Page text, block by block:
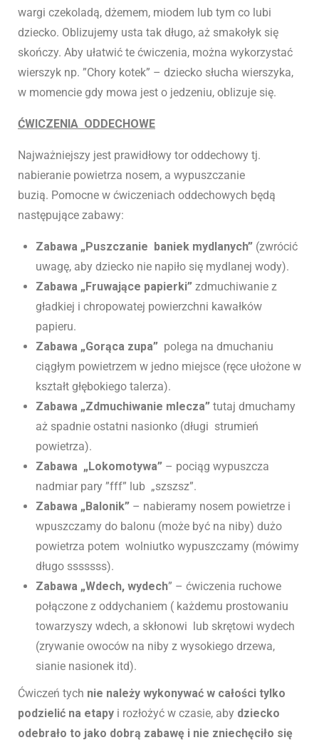
wargi czekoladą, dżemem, miodem lub tym co lubi
dziecko. Oblizujemy usta tak długo, aż smakołyk się
skończy. Aby ułatwić te ćwiczenia, można wykorzystać
wierszyk np. ”Chory kotek” – dziecko słucha wierszyka,
w momencie gdy mowa jest o jedzeniu, oblizuje się.
ĆWICZENIA ODDECHOWE
Najważniejszy jest prawidłowy tor oddechowy tj.
nabieranie powietrza nosem, a wypuszczanie
buzią. Pomocne w ćwiczeniach oddechowych będą
następujące zabawy:
Zabawa „Puszczanie baniek mydlanych” (zwrócić
uwagę, aby dziecko nie napiło się mydlanej wody).
Zabawa „Fruwające papierki” zdmuchiwanie z
gładkiej i chropowatej powierzchni kawałków
papieru.
Zabawa „Gorąca zupa” polega na dmuchaniu
ciągłym powietrzem w jedno miejsce (ręce ułożone w
kształt głębokiego talerza).
Zabawa „Zdmuchiwanie mlecza” tutaj dmuchamy
aż spadnie ostatni nasionko (długi strumień
powietrza).
Zabawa „Lokomotywa” – pociąg wypuszcza
nadmiar pary ”fff” lub „szszsz”.
Zabawa „Balonik” – nabieramy nosem powietrze i
wpuszczamy do balonu (może być na niby) dużo
powietrza potem wolniutko wypuszczamy (mówimy
długo sssssss).
Zabawa „Wdech, wydech” – ćwiczenia ruchowe
połączone z oddychaniem ( każdemu prostowaniu
towarzyszy wdech, a skłonowi lub skrętowi wydech
(zrywanie owoców na niby z wysokiego drzewa,
sianie nasionek itd).
Ćwiczeń tych nie należy wykonywać w całości tylko
podzielić na etapy i rozłożyć w czasie, aby dziecko
odebrało to jako dobrą zabawę i nie zniechęciło się